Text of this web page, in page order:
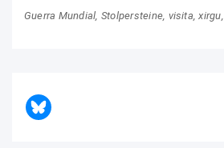
Guerra Mundial Stolpersteine visita xirgu